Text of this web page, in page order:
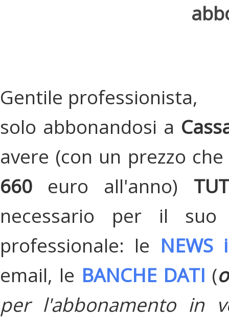
Gentile professionista,
solo abbonandosi a
avere (con un prezzo
660 euro all'anno)
necessario per il suo
professionale: le
email, le BANCHE DATI (
per l'abbonamento in